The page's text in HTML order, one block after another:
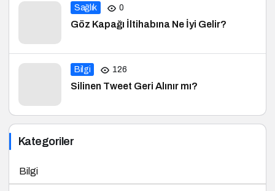
Sağlık 0
Göz Kapağı İltihabına Ne İyi Gelir?
Bilgi 126
Silinen Tweet Geri Alınır mı?
Kategoriler
Bilgi